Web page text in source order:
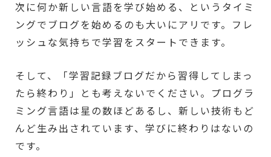
次に何か新しい言語を学び始める、というタイミ
ングでブログを始めるのも大いにアリです。フレ
ッシュな気持ちで学習をスタートできます。
そして、「学習記録ブログだから習得してしまっ
たら終わり」とも考えないでください。プログラ
ミング言語は星の数ほどあるし、新しい技術もど
んど生み出されています、学びに終わりはないの
です。